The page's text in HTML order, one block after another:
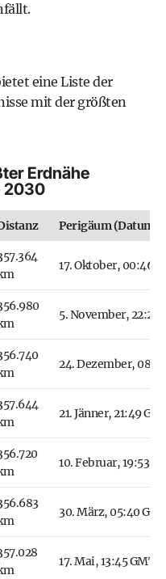
eine Liste der
mit der größten
Erdnähe
2030
Perigäum (Datum
17. Oktober, 00:46
5. November, 22:29
24. Dezember,
21. Jänner, 21:49
10. Februar, 19:53
30. März, 05:40
17. Mai, 13:45 GMT